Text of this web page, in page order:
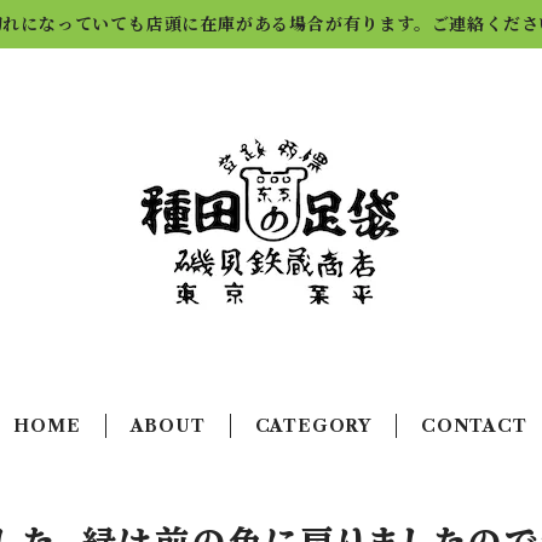
になっていても店頭に在庫がある場合が有ります。ご連絡くだ
HOME ABOUT CATEGORY CONTACT